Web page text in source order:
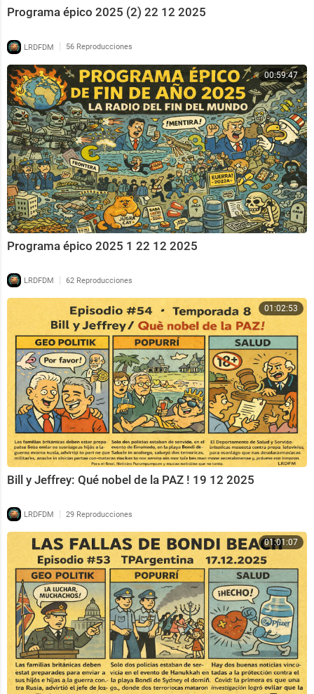
Programa épico 2025 (2) 22 12 2025
LRDFDM | 56 Reproducciones
00:59:47
Programa épico 2025 1 22 12 2025
LRDFDM | 62 Reproducciones
01:02:53
Bill y Jeffrey: Qué nobel de la PAZ ! 19 12 2025
LRDFDM | 29 Reproducciones
01:01:07